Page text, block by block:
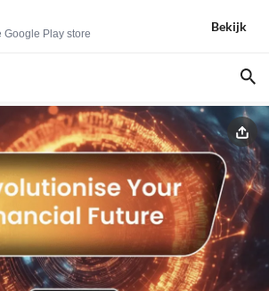
Google Play store
Bekijk